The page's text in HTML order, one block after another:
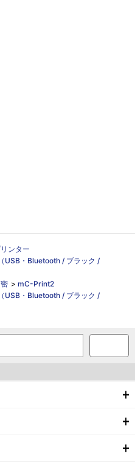
ンター
USB・Bluetooth / ブラック /
> mC-Print2
USB・Bluetooth / ブラック /